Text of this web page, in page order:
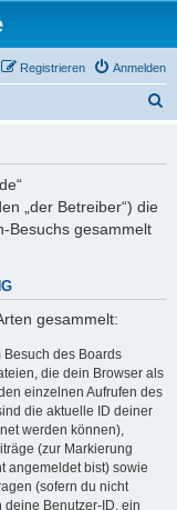
Anmelden
Registrieren
„der Betreiber“) die
Besuchs gesammelt
gesammelt:
Besuch des Boards
die dein Browser als
einzelnen Aufrufen des
die aktuelle ID deiner
werden können),
(zur Markierung
angemeldet bist) sowie
(sofern du nicht
Benutzer-ID, ein